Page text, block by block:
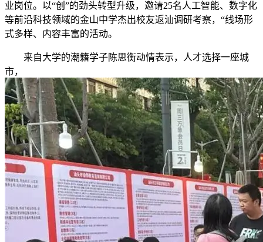
业岗位。以“创”的劲头转型升级，邀请25名人工智能、数字化
等前沿科技领域的金山中学杰出校友返汕调研考察，“线场形
式多样、内容丰富的活动。
来自大学的潮籍学子陈思衡动情表示，人才选择一座城
市，